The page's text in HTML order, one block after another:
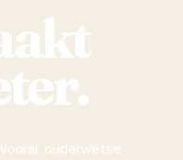
ouderwetse